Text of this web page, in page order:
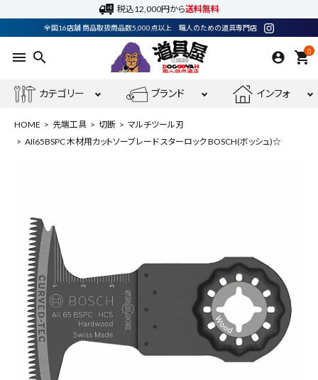
税込12,000円から送料無料
全国16店舗 商品取扱商品数5,000点以上 職人のための道具専門店
menu search 0
shopping_cart
カテゴリー ブランド インフォ
ログイン
最近閲覧した商品
HOME 先端工具 切断
マルチツール刃
AII65BSPC 木材用カットソーブレード スターロック BOSCH(ボッシュ)☆